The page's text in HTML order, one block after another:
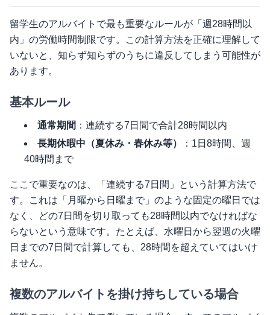
留学生のアルバイトで最も重要なルールが「週28時間以
内」の労働時間制限です。この計算方法を正確に理解して
いないと、知らず知らずのうちに違反してしまう可能性が
あります。
基本ルール
通常期間 ：連続する7日間で合計28時間以内
長期休暇中（夏休み・春休み等）
：1日8時間、週
40時間まで
ここで重要なのは、「連続する7日間」という計算方法で
す。これは「月曜から日曜まで」のような固定の曜日では
なく、どの7日間を切り取っても28時間以内でなければな
らないという意味です。たとえば、水曜日から翌週の火曜
日までの7日間で計算しても、28時間を超えていてはいけ
ません。
複数のアルバイトを掛け持ちしている場合